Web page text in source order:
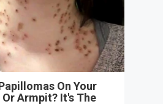
On Your
Armpit? It's The